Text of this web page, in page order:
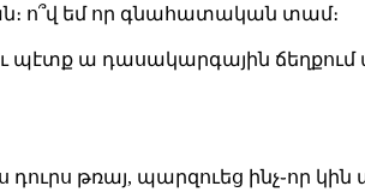
ո՞վ եմ որ գնահատական տամ։
պէտք ա դասակարգային
դուրս թռայ, պարզուեց ինչ֊որ